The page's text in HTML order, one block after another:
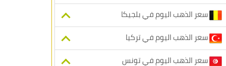
سعر الذهب اليوم في بلجيكا
سعر الذهب اليوم في تركيا
سعر الذهب اليوم في تونس